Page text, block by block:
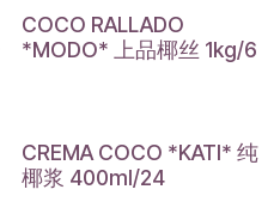
COCO RALLADO
*MODO* 上品椰丝 1kg/6
CREMA COCO *KATI* 纯
椰浆 400ml/24